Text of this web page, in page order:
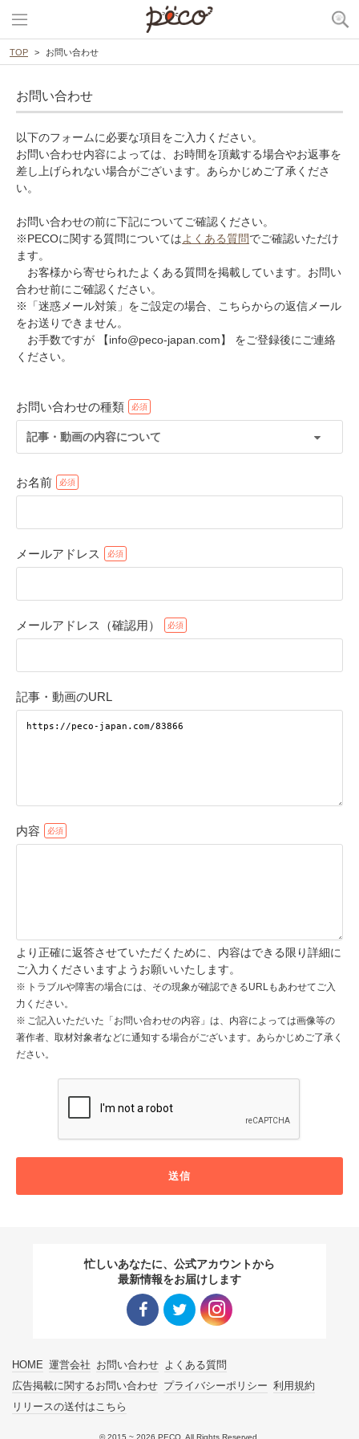
TOP お問い合わせ
お問い合わせ
以下のフォームに必要な項目をご入力ください。
お問い合わせ内容によっては、お時間を頂戴する場合やお返事を
差し上げられない場合がございます。あらかじめご了承くださ
い。
お問い合わせの前に下記についてご確認ください。
※PECOに関する質問についてはよくある質問でご確認いただけ
ます。
お客様から寄せられたよくある質問を掲載しています。お問い
合わせ前にご確認ください。
※「迷惑メール対策」をご設定の場合、こちらからの返信メール
をお送りできません。
お手数ですが 【info@peco-japan.com】 をご登録後にご連絡
ください。
お問い合わせの種類
記事・動画の内容について
お名前
メールアドレス
メールアドレス（確認用）
記事・動画のURL
内容
より正確に返答させていただくために、内容はできる限り詳細に
ご入力くださいますようお願いいたします。
トラブルや障害の場合には、その現象が確認できるURLもあわせてご入
力ください。
ご記入いただいた「お問い合わせの内容」は、内容によっては画像等の
著作者、取材対象者などに通知する場合がございます。あらかじめご了承く
ださい。
送信
忙しいあなたに、公式アカウントから
最新情報をお届けします
HOME 運営会社 お問い合わせ よくある質問
広告掲載に関するお問い合わせ プライバシーポリシー 利用規約
リリースの送付はこちら
© 2015 ~ 2026 PECO. All Rights Reserved.
アプリで開く